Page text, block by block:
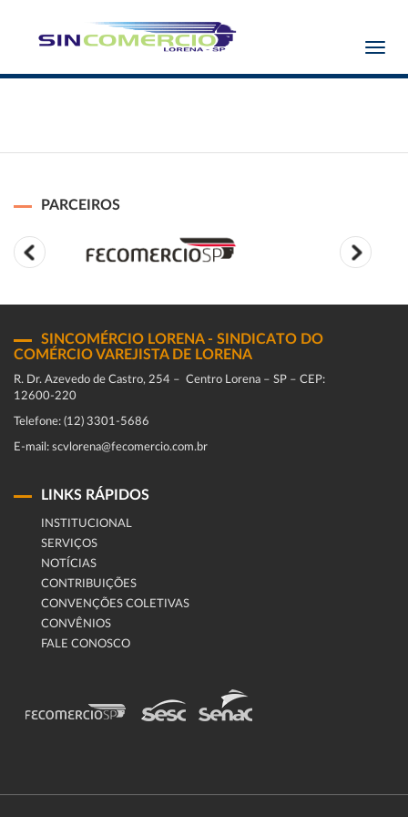
PARCEIROS
SINCOMÉRCIO LORENA - SINDICATO DO
COMÉRCIO VAREJISTA DE LORENA
R. Dr. Azevedo de Castro, 254 – Centro Lorena – SP – CEP:
12600-220
Telefone: (12) 3301-5686
E-mail: scvlorena@fecomercio.com.br
LINKS RÁPIDOS
INSTITUCIONAL
SERVIÇOS
NOTÍCIAS
CONTRIBUIÇÕES
CONVENÇÕES COLETIVAS
CONVÊNIOS
FALE CONOSCO